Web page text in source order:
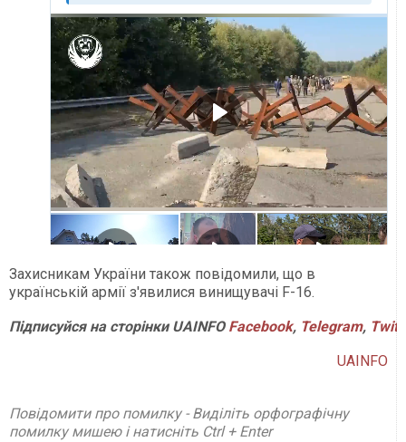
Захисникам України також повідомили, що в
українській армії з'явилися винищувачі F-16.
ПідписуйсянасторінкиUAINFO Facebook, Telegram,
UAINFO
Повідомити про помилку - Виділіть орфографічну
помилку мишею і натисніть Ctrl + Enter